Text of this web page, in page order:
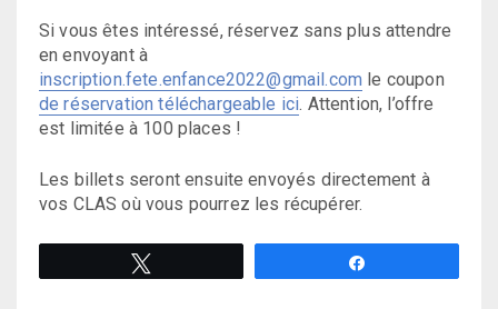
Si vous êtes intéressé, réservez sans plus attendre
en envoyant à
inscription.fete.enfance2022@gmail.com le coupon
de réservation téléchargeable ici. Attention, l’offre
est limitée à 100 places !
Les billets seront ensuite envoyés directement à
vos CLAS où vous pourrez les récupérer.